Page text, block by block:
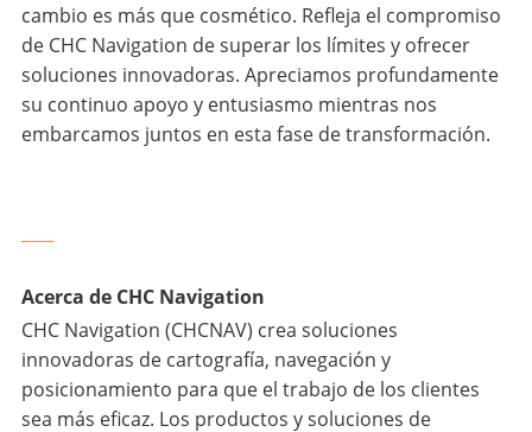
cambio es más que cosmético. Refleja el compromiso
de CHC Navigation de superar los límites y ofrecer
soluciones innovadoras. Apreciamos profundamente
su continuo apoyo y entusiasmo mientras nos
embarcamos juntos en esta fase de transformación.
Acerca de CHC Navigation
CHC Navigation (CHCNAV) crea soluciones
innovadoras de cartografía, navegación y
posicionamiento para que el trabajo de los clientes
sea más eficaz. Los productos y soluciones de